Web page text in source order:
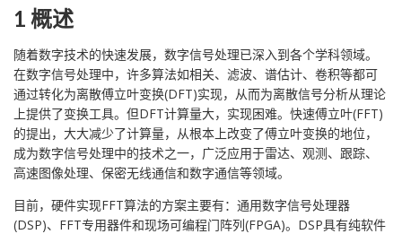
1 概述
随着数字技术的快速发展，数字信号处理已深入到各个学科领域。
在数字信号处理中，许多算法如相关、滤波、谱估计、卷积等都可
通过转化为离散傅立叶变换(DFT)实现，从而为离散信号分析从理论
上提供了变换工具。但DFT计算量大，实现困难。快速傅立叶(FFT)
的提出，大大减少了计算量，从根本上改变了傅立叶变换的地位，
成为数字信号处理中的技术之一，广泛应用于雷达、观测、跟踪、
高速图像处理、保密无线通信和数字通信等领域。
目前，硬件实现FFT算法的方案主要有：通用数字信号处理器
(DSP)、FFT专用器件和现场可编程门阵列(FPGA)。DSP具有纯软件